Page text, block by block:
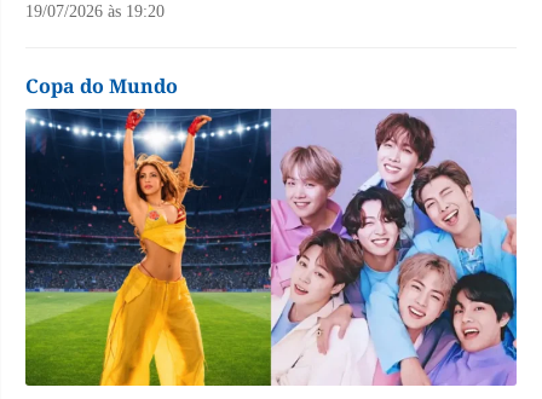
19/07/2026 às 19:20
Copa do Mundo